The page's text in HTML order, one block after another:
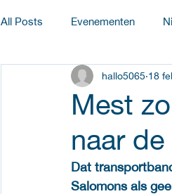
All Posts Evenementen
Salomons Pluimveebedrijven
Mest
naar
hallo5065 18
Dat
Salomons als